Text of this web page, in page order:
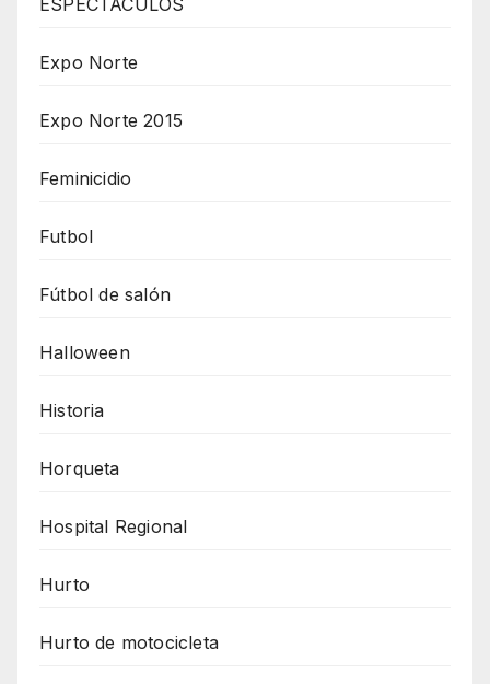
ESPECTÁCULOS
Expo Norte
Expo Norte 2015
Feminicidio
Futbol
Fútbol de salón
Halloween
Historia
Horqueta
Hospital Regional
Hurto
Hurto de motocicleta